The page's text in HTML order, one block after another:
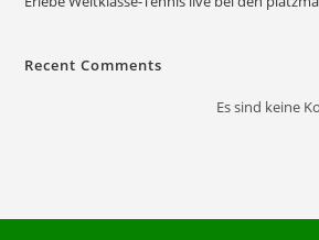
Recent Comments
Es sind keine